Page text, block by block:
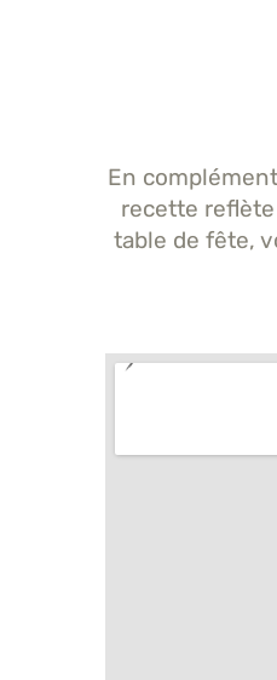
En
recette
table de fête,